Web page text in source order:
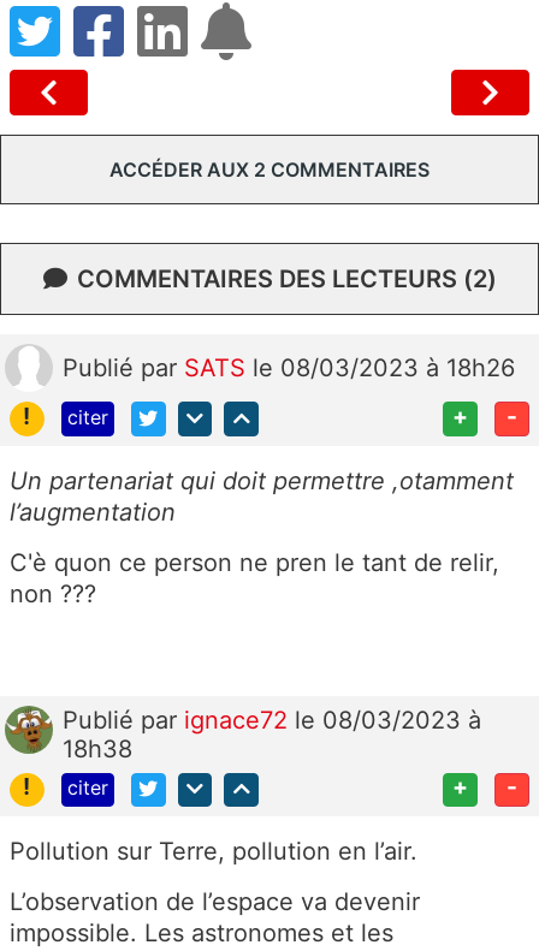
ACCÉDER AUX 2 COMMENTAIRES
COMMENTAIRES DES LECTEURS (2)
Publié par SATS le 08/03/2023 à 18h26
!
citer + -
Un partenariat qui doit permettre ,otamment
l’augmentation
C'è quon ce person ne pren le tant de relir,
non ???
Publié par ignace72 le 08/03/2023 à
18h38
!
citer + -
Pollution sur Terre, pollution en l’air.
L’observation de l’espace va devenir
impossible. Les astronomes et les